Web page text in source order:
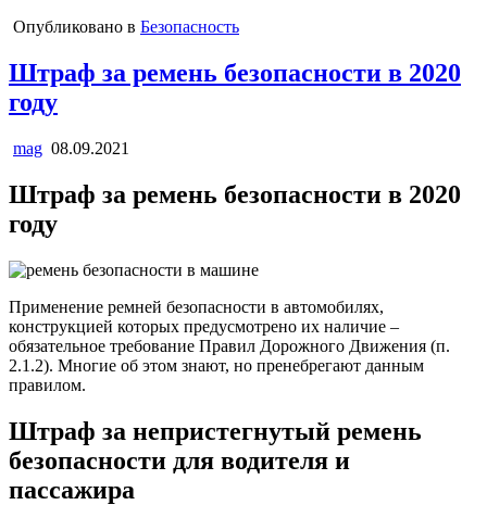
Опубликовано в Безопасность
Штраф за ремень безопасности в 2020
году
mag 08.09.2021
Штраф за ремень безопасности в 2020
году
Применение ремней безопасности в автомобилях,
конструкцией которых предусмотрено их наличие –
обязательное требование Правил Дорожного Движения (п.
2.1.2). Многие об этом знают, но пренебрегают данным
правилом.
Штраф за непристегнутый ремень
безопасности для водителя и
пассажира